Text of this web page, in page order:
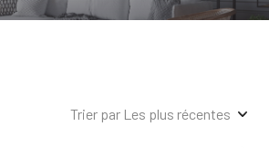
Trier par Les plus récentes